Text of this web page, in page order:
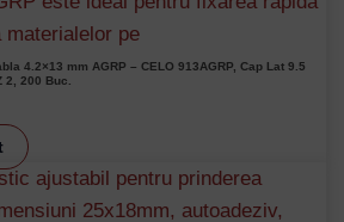
4.2×13 mm AGRP – CELO 913AGRP, Cap Lat 9.5
2, 200 Buc.